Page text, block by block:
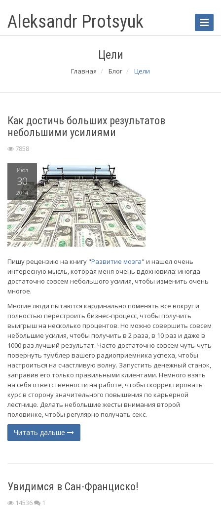
Toggle
Aleksandr Protsyuk
Цели
Главная Блог Цели
Как достичь больших результатов
небольшими усилиями
7858
Июл
30
2014
Пишу рецензию на книгу "Развитие мозга" и нашел очень
интересную мысль, которая меня очень вдохновила: иногда
достаточно совсем небольшого усилия, чтобы изменить очень
многое.
Многие люди пытаются кардинально поменять все вокруг и
полностью перестроить бизнес-процесс, чтобы получить
выигрыш на несколько процентов. Но можно совершить совсем
небольшие усилия, чтобы получить в 2 раза, в 10 раз и даже в
1000 раз лучший результат. Часто достаточно совсем чуть-чуть
повернуть тумблер вашего радиоприемника успеха, чтобы
настроиться на счастливую волну. Запустить денежный станок,
заправив его только правильными клиентами. Немного взять
на себя ответственности на работе, чтобы скорректировать
курс в сторону значительного повышения по карьерной
лестнице. Делать небольшие жесты внимания второй
половинке, чтобы регулярно получать секс.
Читать дальше
Увидимся в Сан-Франциско!
14536 1